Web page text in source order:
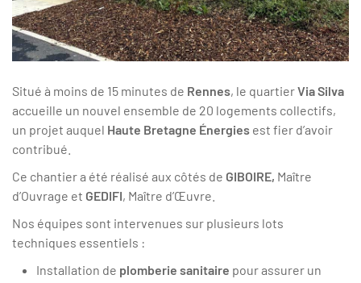
Situé à moins de 15 minutes de Rennes, le quartierVia Silva
accueille un nouvel ensemble de 20 logements collectifs,
un projet auquel Haute Bretagne Énergies est fier d’avoir
contribué.
Ce chantier a été réalisé aux côtés de GIBOIRE, Maître
d’Ouvrage et GEDIFI, Maître d’Œuvre.
Nos équipes sont intervenues sur plusieurs lots
techniques essentiels :
Installation de plomberie sanitaire pour assurer un